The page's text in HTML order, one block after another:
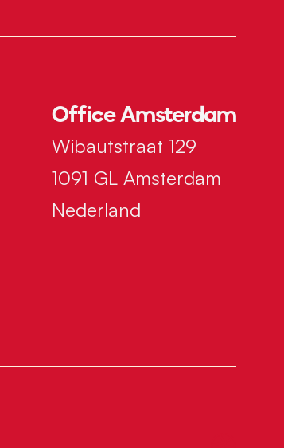
Office Amsterdam
Wibautstraat 129
1091 GL Amsterdam
Nederland